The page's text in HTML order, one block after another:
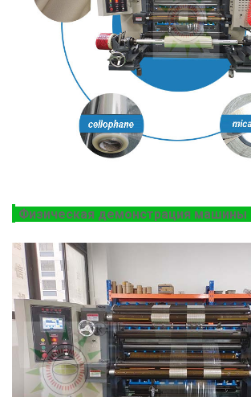
Физическая демонстрация машины